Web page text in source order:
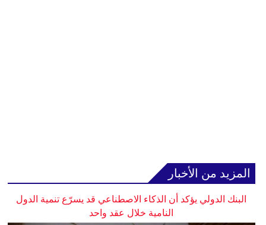
المزيد من الأخبار
البنك الدولي يؤكد أن الذكاء الاصطناعي قد يسرّع تنمية الدول
النامية خلال عقد واحد